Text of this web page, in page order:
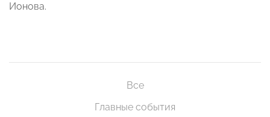
Ионова.
Все
Главные события